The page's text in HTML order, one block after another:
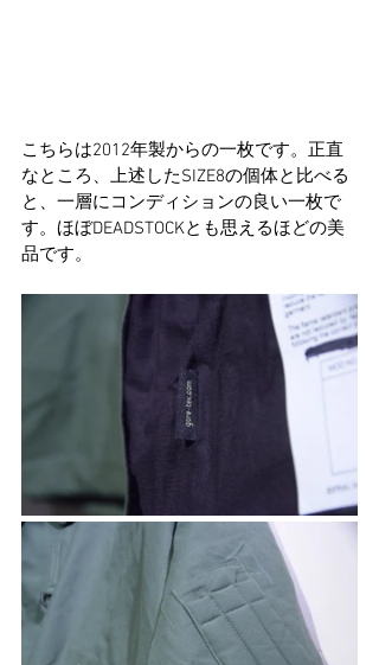
こちらは2012年製からの一枚です。正直
なところ、上述したSIZE8の個体と比べる
と、一層にコンディションの良い一枚で
す。ほぼDEADSTOCKとも思えるほどの美
品です。